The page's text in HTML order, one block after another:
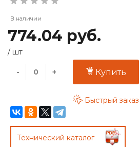
В наличии
774.04 руб.
/ шт
- + Купить
Быстрый заказ
Технический каталог